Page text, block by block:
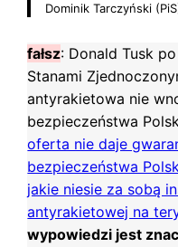
Dominik Tarczyński
fałsz: Donald Tusk
Stanami
antyrakietowa nie
bezpieczeństwa
oferta nie daje
bezpieczeństwa
jakie niesie za sobą
antyrakietowej na
wypowiedzi jest